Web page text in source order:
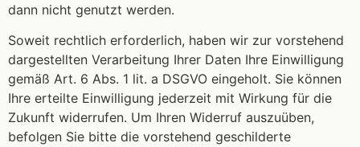
dann nicht genutzt werden.
Soweit rechtlich erforderlich, haben wir zur vorstehend
dargestellten Verarbeitung Ihrer Daten Ihre Einwilligung
gemäß Art. 6 Abs. 1 lit. a DSGVO eingeholt. Sie können
Ihre erteilte Einwilligung jederzeit mit Wirkung für die
Zukunft widerrufen. Um Ihren Widerruf auszuüben,
befolgen Sie bitte die vorstehend geschilderte